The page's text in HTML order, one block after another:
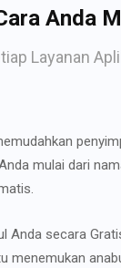
Anda
Layanan
mulai dari
Anda secara
menemukan